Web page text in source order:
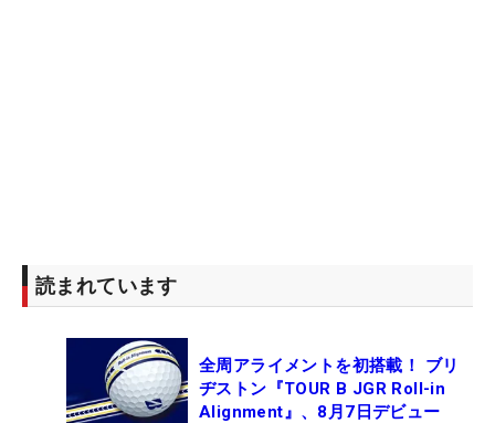
読まれています
全周アライメントを初搭載！ ブリ
ヂストン『TOUR B JGR Roll-in
Alignment』、8月7日デビュー